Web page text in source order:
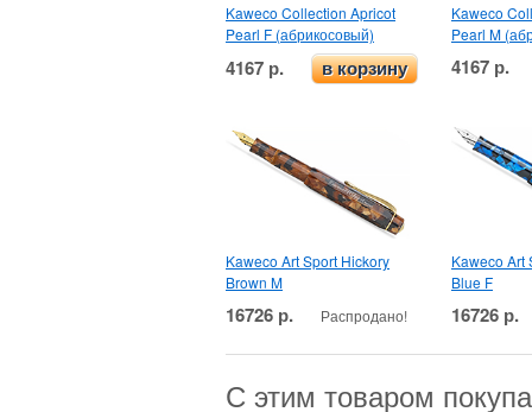
Kaweco Collection Apricot
Pearl F (абрикосовый)
4167 р. в корзину
Kaweco
Pearl M
4167 р.
Kaweco Art Sport Hickory
Brown M
16726 р. Распродано!
Kaweco Art
Blue F
16726 р.
С этим товаром